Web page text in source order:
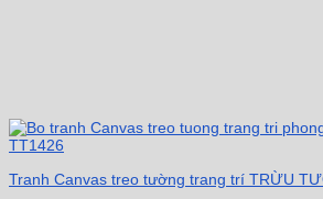
Tranh Canvas treo tường trang trí TRỪU